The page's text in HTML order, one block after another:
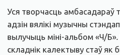
Уся творчасць амбасадараў
адзін вялікі музычны
вылучыць міні-альбом «Ч/
складнік калектыву стаў